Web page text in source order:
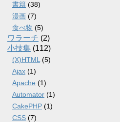
書籍 (38)
漫画 (7)
食べ物 (5)
ワラーチ (2)
小技集 (112)
(X)HTML (5)
Ajax (1)
Apache (1)
Automator (1)
CakePHP (1)
CSS (7)